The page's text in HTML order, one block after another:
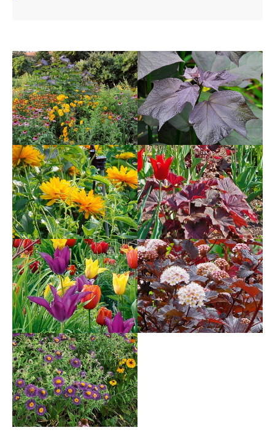
Have any questions?
+44 1234 567 890
Drop us a line
info@yourdomain.com
About us
Lorem ipsum dolor sit amet, consectetuer adipiscing
elit.
Aenean commodo ligula eget dolor. Aenean massa.
Cum sociis natoque penatibus et magnis dis
parturient montes, nascetur ridiculus mus. Donec
quam felis, ultricies nec.
Follow us on: